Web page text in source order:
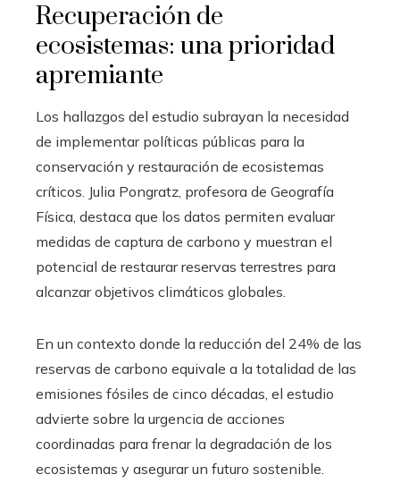
Recuperación de
ecosistemas: una prioridad
apremiante
Los hallazgos del estudio subrayan la necesidad
de implementar políticas públicas para la
conservación y restauración de ecosistemas
críticos. Julia Pongratz, profesora de Geografía
Física, destaca que los datos permiten evaluar
medidas de captura de carbono y muestran el
potencial de restaurar reservas terrestres para
alcanzar objetivos climáticos globales.
En un contexto donde la reducción del 24% de las
reservas de carbono equivale a la totalidad de las
emisiones fósiles de cinco décadas, el estudio
advierte sobre la urgencia de acciones
coordinadas para frenar la degradación de los
ecosistemas y asegurar un futuro sostenible.